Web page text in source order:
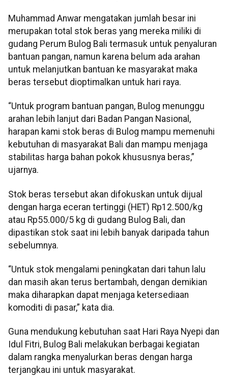
Muhammad Anwar mengatakan jumlah besar ini
merupakan total stok beras yang mereka miliki di
gudang Perum Bulog Bali termasuk untuk penyaluran
bantuan pangan, namun karena belum ada arahan
untuk melanjutkan bantuan ke masyarakat maka
beras tersebut dioptimalkan untuk hari raya.
“Untuk program bantuan pangan, Bulog menunggu
arahan lebih lanjut dari Badan Pangan Nasional,
harapan kami stok beras di Bulog mampu memenuhi
kebutuhan di masyarakat Bali dan mampu menjaga
stabilitas harga bahan pokok khususnya beras,”
ujarnya.
Stok beras tersebut akan difokuskan untuk dijual
dengan harga eceran tertinggi (HET) Rp12.500/kg
atau Rp55.000/5 kg di gudang Bulog Bali, dan
dipastikan stok saat ini lebih banyak daripada tahun
sebelumnya.
“Untuk stok mengalami peningkatan dari tahun lalu
dan masih akan terus bertambah, dengan demikian
maka diharapkan dapat menjaga ketersediaan
komoditi di pasar,” kata dia.
Guna mendukung kebutuhan saat Hari Raya Nyepi dan
Idul Fitri, Bulog Bali melakukan berbagai kegiatan
dalam rangka menyalurkan beras dengan harga
terjangkau ini untuk masyarakat.